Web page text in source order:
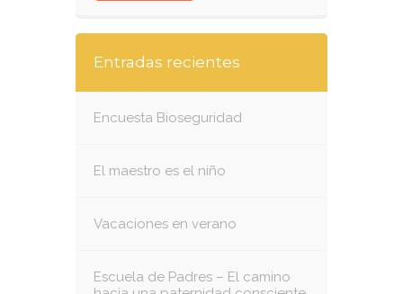
Entradas recientes
Encuesta Bioseguridad
El maestro es el niño
Vacaciones en verano
Escuela de Padres – El camino